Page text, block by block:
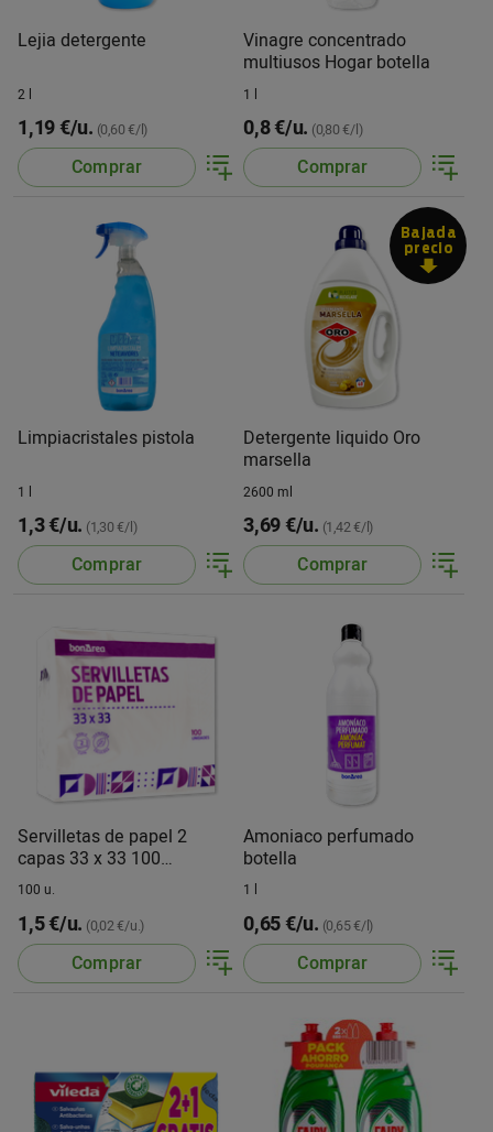
Lejia detergente
2 l
1,19 €/u. (0,60 €/l)
Comprar
Vinagre concentrado
multiusos Hogar botella
1 l
0,8 €/u. (0,80 €/l)
Comprar
Limpiacristales pistola
1 l
1,3 €/u. (1,30 €/l)
Comprar
Bajada
precio
Detergente liquido Oro
marsella
2600 ml
3,69 €/u. (1,42 €/l)
Comprar
Servilletas de papel 2
capas 33 x 33 100
servilletas
100 u.
1,5 €/u. (0,02 €/u.)
Comprar
Amoniaco perfumado
botella
1 l
0,65 €/u. (0,65 €/l)
Comprar